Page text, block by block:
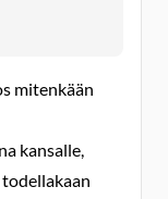
mitenkään
kansalle,